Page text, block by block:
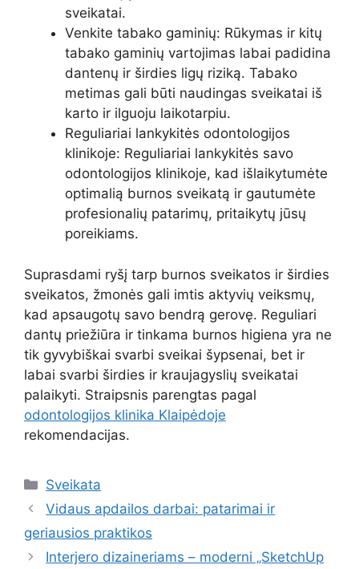
sveikatai.
Venkite tabako gaminių: Rūkymas ir kitų
tabako gaminių vartojimas labai padidina
dantenų ir širdies ligų riziką. Tabako
metimas gali būti naudingas sveikatai iš
karto ir ilguoju laikotarpiu.
Reguliariai lankykitės odontologijos
klinikoje: Reguliariai lankykitės savo
odontologijos klinikoje, kad išlaikytumėte
optimalią burnos sveikatą ir gautumėte
profesionalių patarimų, pritaikytų jūsų
poreikiams.
Suprasdami ryšį tarp burnos sveikatos ir širdies
sveikatos, žmonės gali imtis aktyvių veiksmų,
kad apsaugotų savo bendrą gerovę. Reguliari
dantų priežiūra ir tinkama burnos higiena yra ne
tik gyvybiškai svarbi sveikai šypsenai, bet ir
labai svarbi širdies ir kraujagyslių sveikatai
palaikyti. Straipsnis parengtas pagal
odontologijos klinika Klaipėdoje
rekomendacijas.
Kategorijos
Sveikata
Vidaus apdailos darbai: patarimai ir
geriausios praktikos
Interjero dizaineriams – moderni „SketchUp